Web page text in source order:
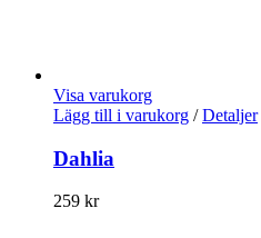
Visa varukorg
Lägg till i varukorg / Detaljer
Dahlia
259 kr